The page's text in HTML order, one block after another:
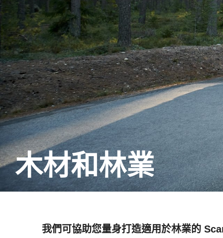
木材和林業
我們可協助您量身打造適用於林業的